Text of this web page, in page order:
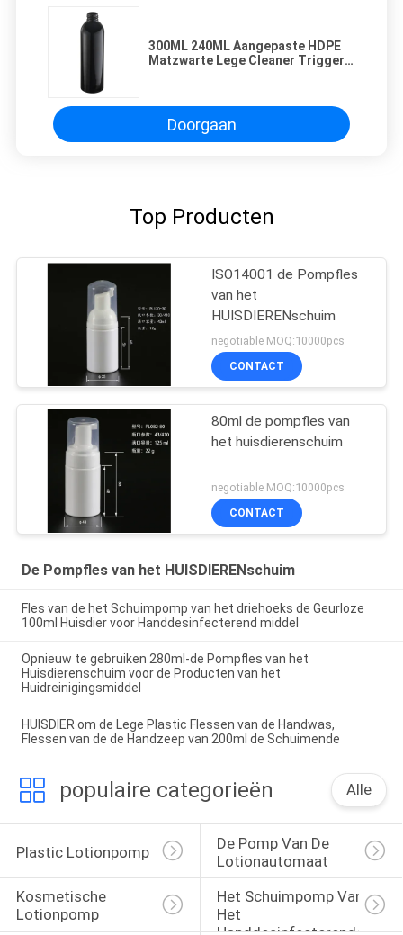
300ML 240ML Aangepaste HDPE
Matzwarte Lege Cleaner Trigger
Doorgaan
Top Producten
ISO14001 de Pompfles
van het
HUISDIERENschuim
negotiable MOQ:10000pcs
CONTACT
80ml de pompfles van
het huisdierenschuim
negotiable MOQ:10000pcs
CONTACT
De Pompfles van het HUISDIERENschuim
Fles van de het Schuimpomp van het driehoeks de Geurloze
100ml Huisdier voor Handdesinfecterend middel
Opnieuw te gebruiken 280ml-de Pompfles van het
Huisdierenschuim voor de Producten van het
Huidreinigingsmiddel
HUISDIER om de Lege Plastic Flessen van de Handwas,
Flessen van de de Handzeep van 200ml de Schuimende
populaire categorieën Alle
Plastic Lotionpomp
De Pomp Van De
Lotionautomaat
Kosmetische
Lotionpomp
Het Schuimpomp Van
Het